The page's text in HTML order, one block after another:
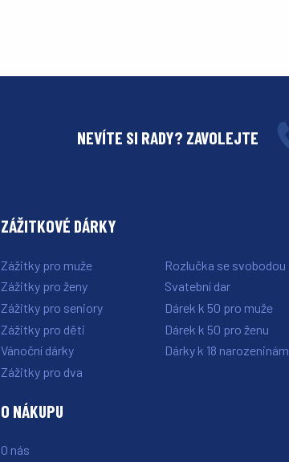
NEVÍTE SI RADY? ZAVOLEJTE
ZÁŽITKOVÉ DÁRKY
Zážitky pro muže
Zážitky pro ženy
Zážitky pro seniory
Zážitky pro děti
Vánoční dárky
Zážitky pro dva
Rozlučka se svobodou
Svatební dar
Dárek k 50 pro muže
Dárek k 50 pro ženu
Dárky k 18 narozeninám
O NÁKUPU
O nás